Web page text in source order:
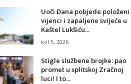
Uoči Dana pobjede položeni
vijenci i zapaljene svijeće u
Kaštel Lukšiću...
kol 5, 2026
Stigle službene brojke: pao
promet u splitskoj Zračnoj
luci! I to...